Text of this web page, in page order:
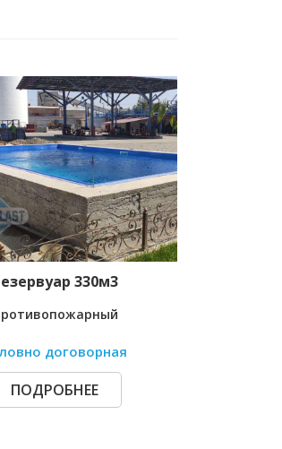
Хим. ванна 2,5м3
18 200 000 сум / шт.